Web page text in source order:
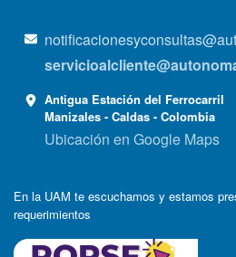
Antigua Estación del Ferrocarril
Manizales - Caldas - Colombia
Ubicación en Google Maps
En la UAM te escuchamos y estamos
requerimientos